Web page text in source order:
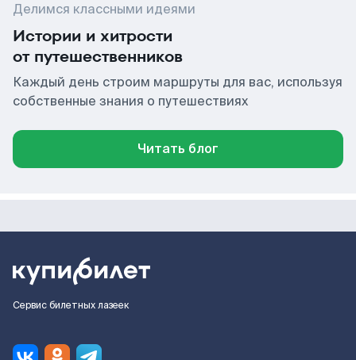
Делимся классными идеями
Истории и хитрости
от путешественников
Каждый день строим маршруты для вас, используя
собственные знания о путешествиях
Читать блог
Сервис билетных лазеек